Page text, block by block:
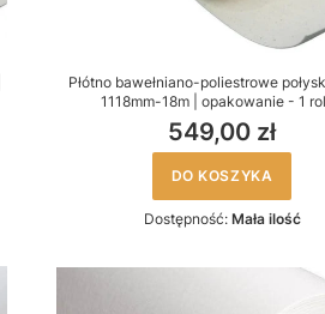
Płótno bawełniano-poliestrowe
1118mm-18m | opakowanie - 1
549,00 zł
DO KOSZYKA
Dostępność: Mała ilość